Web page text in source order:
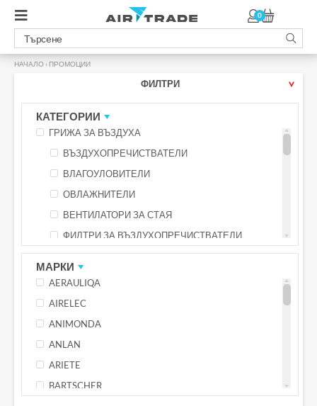
0
НАЧАЛО › ПРОМОЦИИ
ПРОМОЦИОНАЛНИ ПРОДУКТИ 01.08. - 30.08.2026
ФИЛТРИ
КАТЕГОРИИ
ГРИЖА ЗА ВЪЗДУХА
ВЪЗДУХОПРЕЧИСТВАТЕЛИ
ВЛАГОУЛОВИТЕЛИ
ОВЛАЖНИТЕЛИ
ВЕНТИЛАТОРИ ЗА СТАЯ
ФИЛТРИ ЗА ВЪЗДУХОПРЕЧИСТВАТЕЛИ
КУХНЕНСКО ОБОРУДВАНЕ
ПАСАТОРИ
МАРКИ
AERAULIQA
AIRELEC
ANIMONDA
ANLAN
ARIETE
BARTSCHER